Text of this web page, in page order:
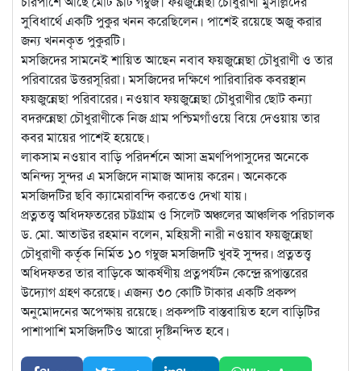
সুবিধার্থে একটি পুকুর খনন করেছিলেন। পাশেই রয়েছে অজু করার
জন্য খননকৃত পুকুরটি।
মসজিদের সামনেই শায়িত আছেন নবাব ফয়জুন্নেছা চৌধুরাণী ও তার
পরিবারের উত্তরসূরিরা। মসজিদের দক্ষিণে পারিবারিক কবরস্থান
ফয়জুন্নেছা পরিবারের। নওয়াব ফয়জুন্নেছা চৌধুরাণীর ছোট কন্যা
বদরুন্নেছা চৌধুরাণীকে নিজ গ্রাম পশ্চিমগাঁওয়ে বিয়ে দেওয়ায় তার
কবর মায়ের পাশেই হয়েছে।
লাকসাম নওয়াব বাড়ি পরিদর্শনে আসা ভ্রমণপিপাসুদের অনেকে
অনিন্দ্য সুন্দর এ মসজিদে নামাজ আদায় করেন। অনেককে
মসজিদটির ছবি ক্যামেরাবন্দি করতেও দেখা যায়।
প্রত্নতত্ত্ব অধিদফতরের চট্টগ্রাম ও সিলেট অঞ্চলের আঞ্চলিক পরিচালক
ড. মো. আতাউর রহমান বলেন, মহিয়সী নারী নওয়াব ফয়জুন্নেছা
চৌধুরাণী কর্তৃক নির্মিত ১০ গম্বুজ মসজিদটি খুবই সুন্দর। প্রত্নতত্ত্ব
অধিদফতর তার বাড়িকে আকর্ষণীয় প্রত্নপর্যটন কেন্দ্রে রূপান্তরের
উদ্যোগ গ্রহণ করেছে। এজন্য ৩০ কোটি টাকার একটি প্রকল্প
অনুমোদনের অপেক্ষায় রয়েছে। প্রকল্পটি বাস্তবায়িত হলে বাড়িটির
পাশাপাশি মসজিদটিও আরো দৃষ্টিনন্দিত হবে।